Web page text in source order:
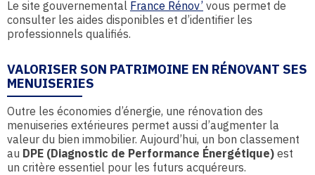
Le site gouvernemental France Rénov’ vous permet de
consulter les aides disponibles et d’identifier les
professionnels qualifiés.
VALORISER SON PATRIMOINE EN RÉNOVANT SES
MENUISERIES
Outre les économies d’énergie, une rénovation des
menuiseries extérieures permet aussi d’augmenter la
valeur du bien immobilier. Aujourd’hui, un bon classement
au DPE (Diagnostic de Performance Énergétique) est
un critère essentiel pour les futurs acquéreurs.